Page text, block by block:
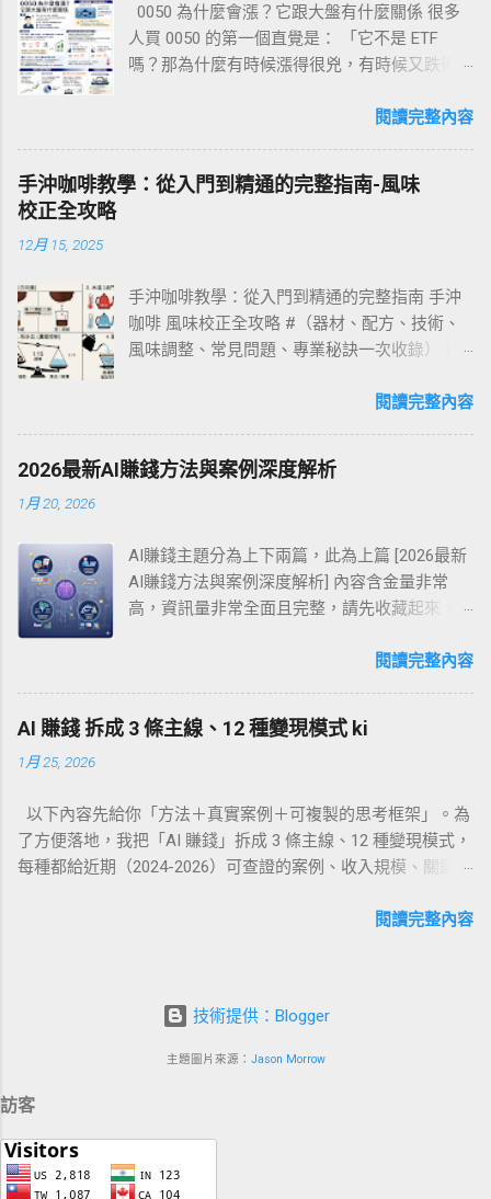
見紫色花海，配合 20°C 出頭的日高溫適宜戶外單車。 洞爺湖
湖畔連續煙火（4 月至 10 月，每晚 20:45）可坐遊船仰望。 3.2
東北 ‑ 青森睡魔祭・仙台七夕祭 青森睡魔祭（8/2–7）巨型燈籠
花車夜巡，熱度與花火點燃整座港城。 仙台七夕祭（8/6–8）
商店街滿佈七彩吹流，拍照打卡零死角。 3.3 長野高原 ‑ 輕井
澤、上高地 輕井澤被譽為「日本夏都」，平均 22–26 °C，森林
步道、歐風咖啡廳散落；傍晚可挑戰自行車環湖。 上高地海拔
1,500 m，八月白天僅 20 °C 左右，河童橋拍照與明神池健行兩
0050，不是只買一家公司，而是一次買進台灣
最具代表性的一籃子大型公司。 你可以把它想
成一個「台灣大型企業代表隊」。 如果台灣最
惠；如果大型權值股走弱，0050 也會受到影
響。這就是為什麼很多人說，0050 很適合作為
「看台灣市場整體表現」的入門工具。 但這裡
要先講清楚一件事： ETF 不等於保本。 0050 雖
股更容易分散風險。 為什麼很多人愛買 0050？
原因其實很簡單。 第一，它容易理解。 你不用
花很多時間研究財報、競爭對手、產業趨勢，
致就反映那個方向。 第二，它適合長期思維。
很多人不是沒有投資意願，而是沒有時間每天
看盤。0050 的設計，就是讓你用比較簡單的方
能選到地雷股；0050 則是把你放進一個比較廣
的市場框架裡，讓你不必把成敗壓在單一公司
身上。 0050 到底買的是什麼？ 這個問題很重
要。 你買 0050，買到的不是「保證賺錢」， 你
買到的是 一種投資台灣大型企業的方式 。 它的
核心邏輯是： 不是猜哪一家公司明天會噴， 而
是相信台灣整體優質企業，長期有機會跟著經
濟成長。 所以，0050 更像是「市場參與工
果你想找一個相對單純、能長期持有、又不想
一直盯盤的方式，0050 就會是很多人最先想到
的答案。 0...
0050 為什麼會漲？它跟大盤有什麼關係 很多
人買 0050 的第一個直覺是： 「它不是 ETF
嗎？那為什麼有時候漲得很兇，有時候又跌得
題： 0050 為什麼會漲？ 它跟台股大盤到底是什
因，是它追蹤的臺灣 50 指數在漲。 而臺灣 50
指數的編製方式，是從臺灣證券交易所上市股
以把它想成一個概念： 0050 = 台灣大型權值股
的集合表現。 所以，當這些大型公司股價上
漲、整體市值變大，0050 的淨值通常就會往上
0050 也會跟著受到影響。這是 ETF 追蹤指數的
基本邏輯：發行人會盡量讓持股內容貼近標的
指數的成分與權重，讓 ETF 績效緊跟指數表
現。 為什麼 0050 跟大盤很有關係？ 因為臺灣
券交易所也明確說明，市值加權指數會把公司
發行規模反映在權重上，這也是為什麼大型權
值股對指數波動的影響特別大。 白話一點講就
股表現好，0050 往往就會比較強。 如果這些大
型權值股一起回檔，0050 也很難完全獨善其
身。 所以你會發現，0050 常常不像「一檔股
容易懂的來源。 1. 成分股股價上漲 這是最直接
的原因。 成分股價格上去，指數就有機會上
去，0050 自然也會跟著反映。 2. 權值股帶動
0050 不是每檔股票都一樣重要。 因為它是市值
加權邏輯，所以權重大的公司，對整體影響更
大。這也是為什麼你常常會看到少數大型股，
投資人預期這些大型公司未來獲利成長、產業
先反映，0050 也會跟著受惠。 這一點雖然不是
閱讀完整內容
手沖咖啡教學：從入門到精通的完整指南-風味
校正全攻略
12月 15, 2025
手沖咖啡教學：從入門到精通的完整指南 手沖
咖啡 風味校正全攻略 #（器材、配方、技術、
風味調整、常見問題、專業秘訣一次收錄） 目
法？ 手沖咖啡的核心原理解說 必備器材與選購
配方（附操作心法） 手沖咖啡標準流程（逐步
分解） 進階技巧：掌控味道的四大變因 全方位
沖法 五大經典手沖法剖析（含 4:6、日式、涵水
式等） 手沖咖啡常見 40 個問題排除大全 如何
提升穩定度？咖啡館級的控管方法 家用水質、
豆機保養、濾杯保養 手沖咖啡常見錯誤與優化
建議 10 套萬用配方（淺焙、中焙、深焙全覆
蓋） 如何從手沖者變成品味者？ 更
多........... 1. 前言：為什麼手沖咖啡值得你認真
視覺美感 深度風味表現 義式咖啡依賴高壓與萃
取設備，美式咖啡機強調方便，但手沖咖啡則
是「最能彰顯豆子本質」的一種方式。 只要三
風味差異。 手沖咖啡也是目前咖啡館與精品店
流程，第一次也能沖出品質不錯的咖啡。 讓你
從「會沖」變成「懂沖」，從「模仿咖啡館」
變成「了解每個風味的根源」。 2. 手沖咖啡的
取（Extraction） 萃取是「水把咖啡裡的可溶性
物質帶出來」。 咖啡風味包括： 酸 甜 苦 澀 油
脂 糖分 香氣揮發物 不同溶質溶出的順序大致如
閱讀完整內容
2026最新AI賺錢方法與案例深度解析
1月 20, 2026
AI賺錢主題分為上下兩篇，此為上篇 [2026最新
AI賺錢方法與案例深度解析] 內容含金量非常
高，資訊量非常全面且完整，請先收藏起來，
天機器人的免費版功能，包括ChatGPT、
詳細的為您解說與延伸，甚至一步一步教您該
如何操作。 深度剖析2025至2026年間， 人工智
大型科技公司的專利，更成為推動社會經濟增
長的重要動力。透過善用現有的 AI工具與平台
，個人創業者與小企業正以「輕資產、快驗
2026年AI賺錢被動收入策略報告 從AI內容創作
技術民主化： AI 從企業研發轉化為個人與小企
業的生產力工具，大幅降低創業門檻。 虛擬團
隊概念： 個人可藉助 AI 打造自動化流程，擺脫
圖。 二、 四大核心變現領域與案例分析 1. AI
內容生成與數位產品銷售（被動收入模式） 核
心邏輯： 一次性投入創作，轉化為可無限複製
閱讀完整內容
AI 賺錢 拆成 3 條主線、12 種變現模式 ki
1月 25, 2026
以下內容先給你「方法＋真實案例＋可複製的思考框架」。為
了方便落地，我把「AI 賺錢」拆成 3 條主線、12 種變現模式，
每種都給近期（2024-2026）可查證的案例、收入規模、關鍵數
方便比較。 主線 1：把 AI「當工具」→ 賣產品或賣服務 編號
② 包成 API ③ 做 Figma/Shopify 插件 ④ 免費 50 張→付費 9.9
美元/月 ⑤ 聯盟行銷 30% 分潤 ⑥ 45 天內迭代 7 版模型 ⑦ 用
外包 MarketingBlocks（AI 生成 Landing Page+廣告文案）
LangChain 把 GPT-4＋DALL·E 串成「一鍵產出套餐」② 錄 5 分
鐘 Loom 示範 ③ 上架 AppSumo ④ 限量 1,000 名 ⑤ 用
閱讀完整內容
技術提供：Blogger
主題圖片來源： Jason Morrow
訪客